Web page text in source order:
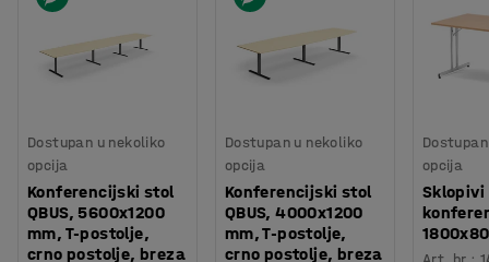
Dostupan u nekoliko
opcija
Konferencijski stol
QBUS, 5600x1200
mm, T-postolje,
crno postolje, breza
Dostupan u nekoliko
opcija
Konferencijski stol
QBUS, 4000x1200
mm, T-postolje,
crno postolje, breza
opcija
Sklopivi